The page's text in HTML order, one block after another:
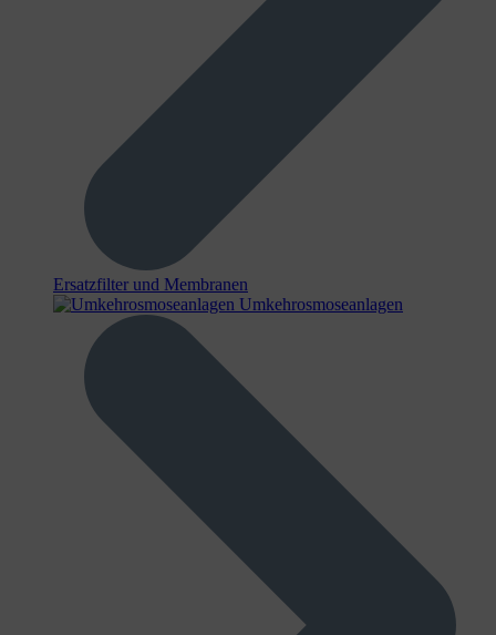
Ersatzfilter und Membranen
Umkehrosmoseanlagen